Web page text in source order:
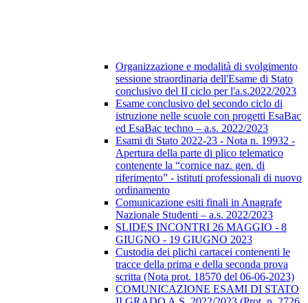
Organizzazione e modalità di svolgimento
sessione straordinaria dell'Esame di Stato
conclusivo del II ciclo per l'a.s.2022/2023
Esame conclusivo del secondo ciclo di
istruzione nelle scuole con progetti EsaBac
ed EsaBac techno – a.s. 2022/2023
Esami di Stato 2022-23 - Nota n. 19932 -
Apertura della parte di plico telematico
contenente la “cornice naz. gen. di
riferimento” - istituti professionali di nuovo
ordinamento
Comunicazione esiti finali in Anagrafe
Nazionale Studenti – a.s. 2022/2023
SLIDES INCONTRI 26 MAGGIO - 8
GIUGNO - 19 GIUGNO 2023
Custodia dei plichi cartacei contenenti le
tracce della prima e della seconda prova
scritta (Nota prot. 18570 del 06-06-2023)
COMUNICAZIONE ESAMI DI STATO